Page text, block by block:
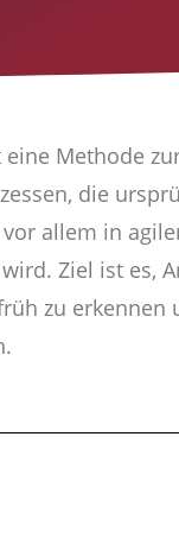
eine Methode
die
allem in
Ziel ist es,
zu